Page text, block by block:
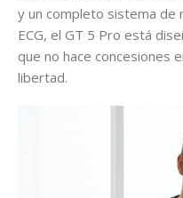
y un completo sistema de
ECG, el GT 5 Pro está
que no hace concesiones
libertad.